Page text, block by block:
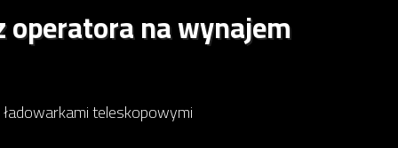
na wynajem
teleskopowymi